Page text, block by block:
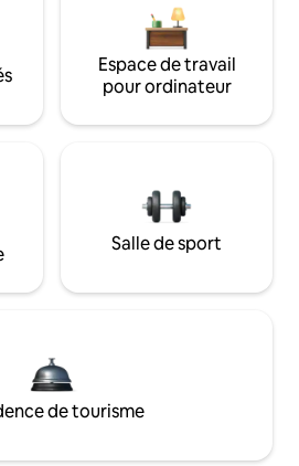
Espace de travail
pour ordinateur
Salle de sport
de tourisme